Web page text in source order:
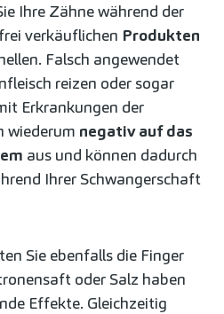
Ihre Zähne während der
verkäuflichen Produkten
Falsch angewendet
reizen oder sogar
Erkrankungen der
wiederum negativ auf das
aus und können dadurch
Ihrer Schwangerschaft
Sie ebenfalls die Finger
oder Salz haben
Effekte. Gleichzeitig